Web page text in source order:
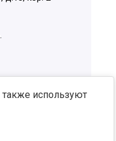
также используют